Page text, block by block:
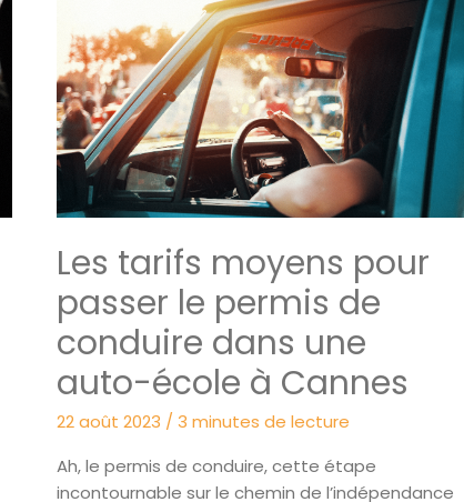
formation
en
auto-
école
à
Aix-
Provence
Les tarifs moyens pour
passer le permis de
conduire dans une
auto-école à Cannes
22 août 2023 / 3 minutes de lecture
Ah, le permis de conduire, cette étape
incontournable sur le chemin de l’indépendance